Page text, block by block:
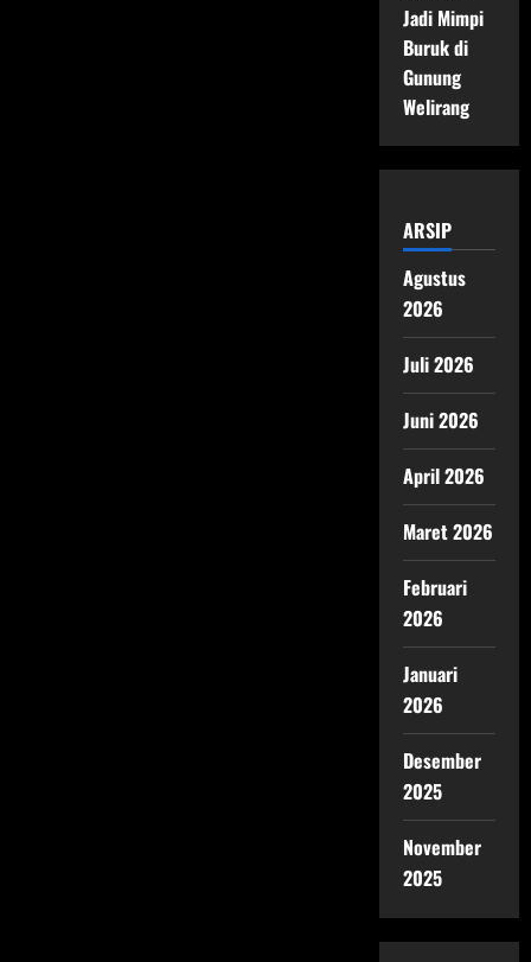
Jadi Mimpi
Buruk di
Gunung
Welirang
ARSIP
Agustus
2026
Juli 2026
Juni 2026
April 2026
Maret 2026
Februari
2026
Januari
2026
Desember
2025
November
2025